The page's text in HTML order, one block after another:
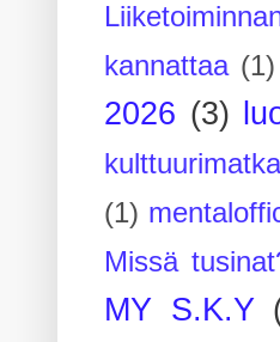
kannattaa (1)
2026 (3)
(1)
Missä
MY S.K.Y